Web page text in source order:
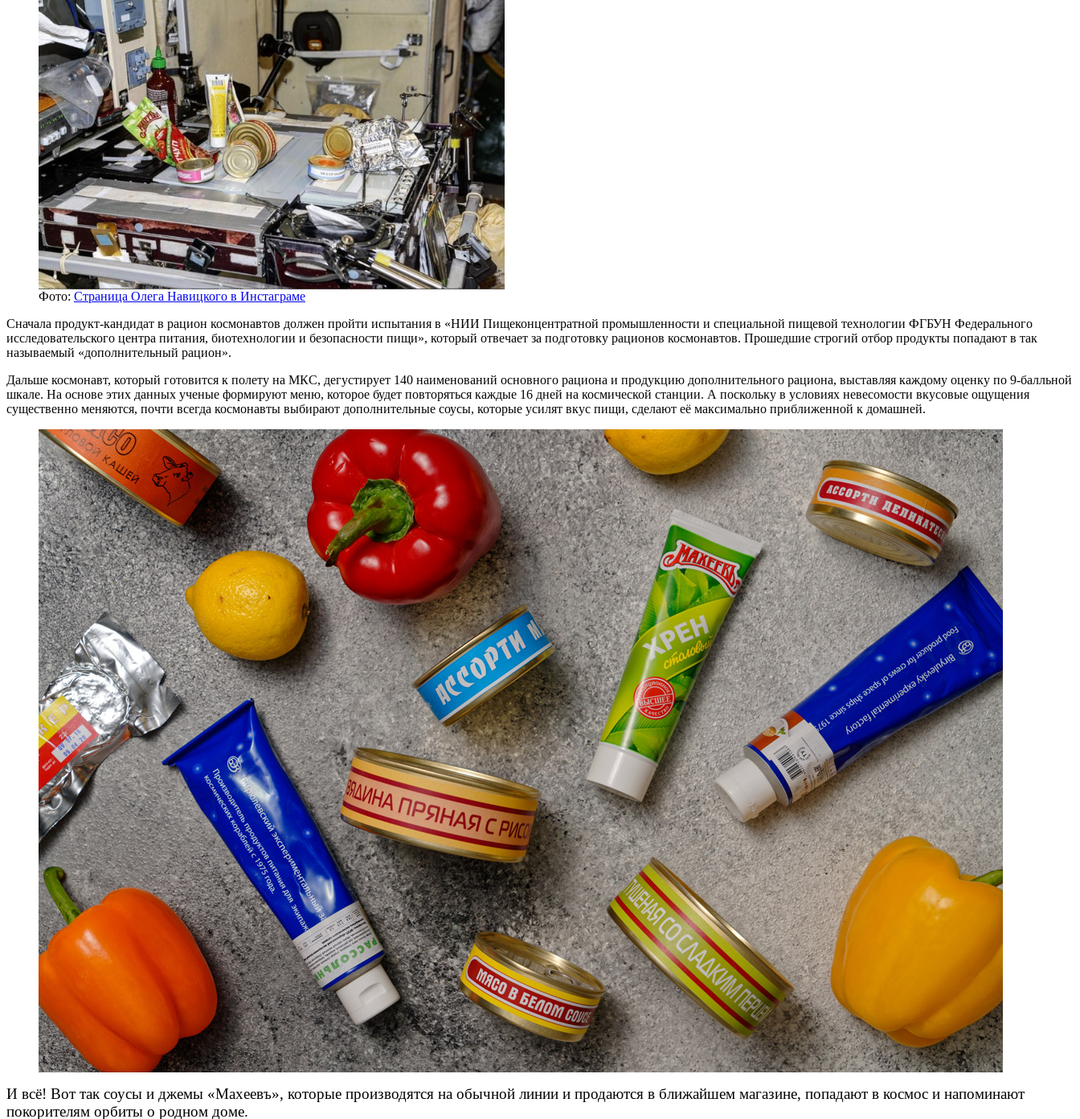
Фото: Страница Олега Навицкого в Инстаграме
Сначала продукт-кандидат в рацион космонавтов должен пройти испытания в «НИИ Пищеконцентратной промышленности и специальной пищевой технологии ФГБУН Федерального
исследовательского центра питания, биотехнологии и безопасности пищи», который отвечает за подготовку рационов космонавтов. Прошедшие строгий отбор продукты попадают в так
называемый «дополнительный рацион».
Дальше космонавт, который готовится к полету на МКС, дегустирует 140 наименований основного рациона и продукцию дополнительного рациона, выставляя каждому оценку по 9-балльной
шкале. На основе этих данных ученые формируют меню, которое будет повторяться каждые 16 дней на космической станции. А поскольку в условиях невесомости вкусовые ощущения
существенно меняются, почти всегда космонавты выбирают дополнительные соусы, которые усилят вкус пищи, сделают её максимально приближенной к домашней.
И всё! Вот так соусы и джемы «Махеевъ», которые производятся на обычной линии и продаются в ближайшем магазине, попадают в космос и напоминают
покорителям орбиты о родном доме.